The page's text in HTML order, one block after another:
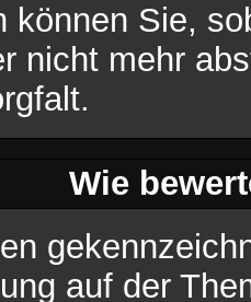
können Sie,
nicht mehr
Wie
auf der